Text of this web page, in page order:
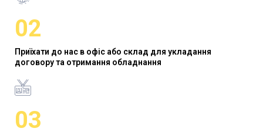
02
Приїхати до нас в офіс або склад для укладання
договору та отримання обладнання
03